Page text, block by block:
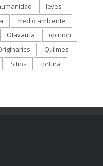
leyes
medio ambiente
Olavarría
opinion
Quilmes
Sitios
tortura